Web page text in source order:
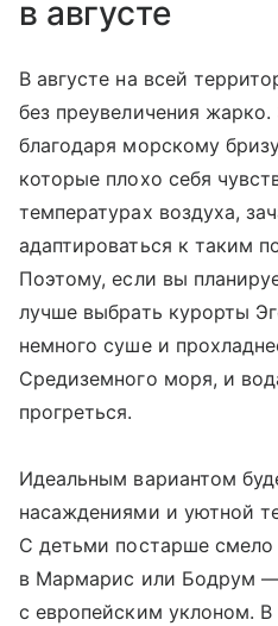
в августе
В августе на всей
без преувеличения
благодаря морскому
которые плохо себя
температурах воздуха,
адаптироваться к таким
Поэтому, если вы
лучше выбрать курорты
немного суше и
Средиземного моря, и
прогреться.
Идеальным вариантом
насаждениями и уютной
С детьми постарше смело
в Мармарис или Бодрум
с европейским уклоном. В